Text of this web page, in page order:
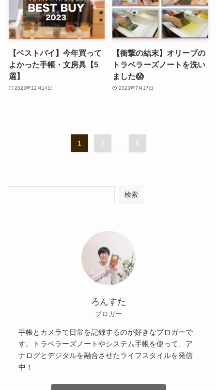
【ベストバイ】今年買って
よかった手帳・文房具【5
選】
2023年12月14日
【衝撃の結末】オリーブの
トラベラーズノートを洗い
ました😱
2023年7月17日
1 2 ... 8
検索
ろんすた
ブロガー
手帳とカメラで日常を記録するのが好きなブロガーで
す。トラベラーズノートやシステム手帳を使って、ア
ナログとデジタルを融合させたライフスタイルを発信
中！